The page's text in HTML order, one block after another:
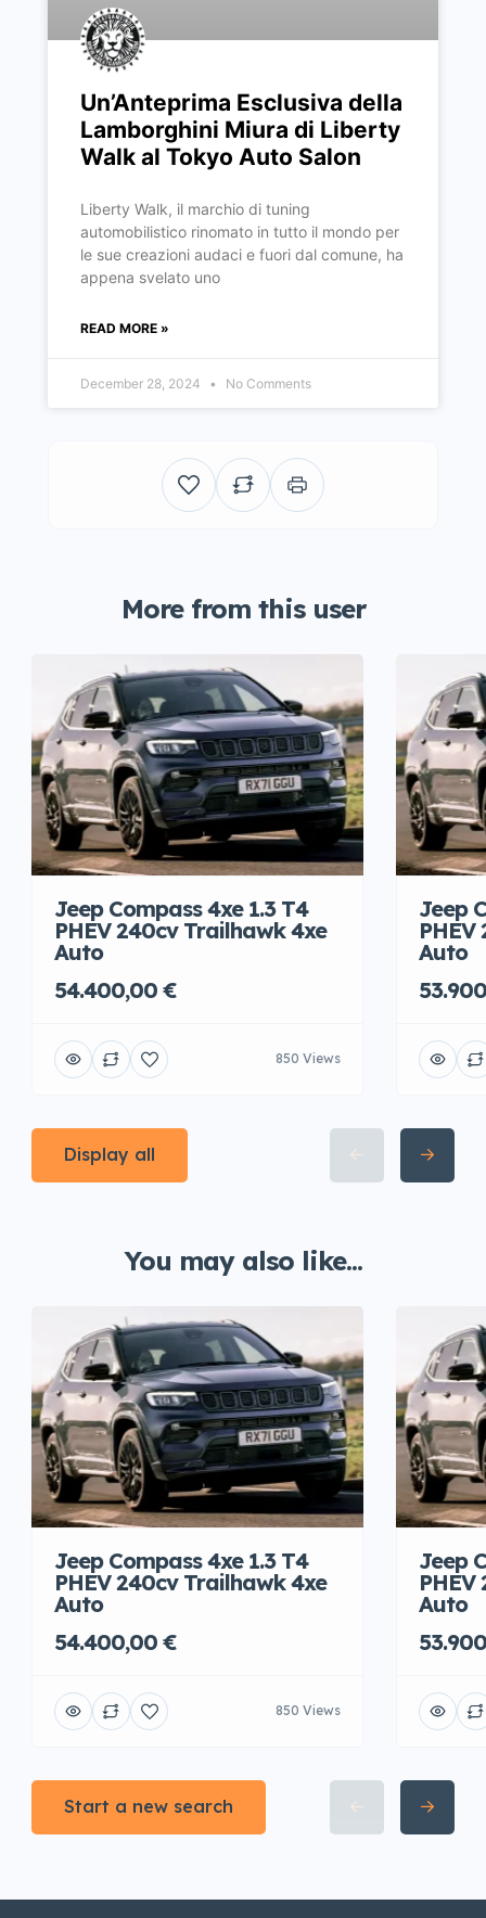
Un’Anteprima Esclusiva della
Lamborghini Miura di Liberty
Walk al Tokyo Auto Salon
Liberty Walk, il marchio di tuning
automobilistico rinomato in tutto il mondo per
le sue creazioni audaci e fuori dal comune, ha
appena svelato uno
READ MORE »
December 28, 2024 No Comments
More from this user
Jeep Compass 4xe 1.3 T4
PHEV 240cv Trailhawk 4xe
Auto
54.400,00 €
850 Views
Jeep
Auto
Display all
You may also like...
Jeep Compass 4xe 1.3 T4
PHEV 240cv Trailhawk 4xe
Auto
54.400,00 €
850 Views
Jeep
Auto
Start a new search